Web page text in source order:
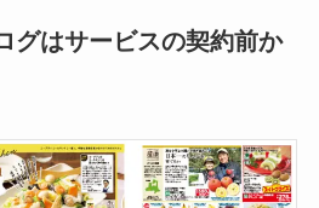
グはサービスの契約前か